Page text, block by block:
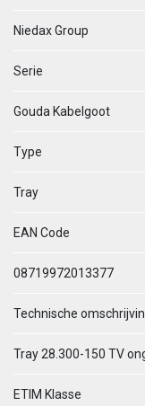
Niedax Group
Serie
Gouda Kabelgoot
Type
Tray
EAN Code
08719972013377
Technische
Tray 28.300-150 TV
ETIM Klasse